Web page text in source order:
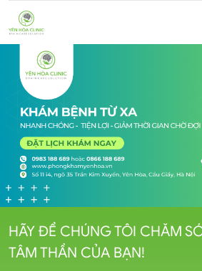
HÃY ĐỂ CHÚNG TÔI CHĂM
TÂM THẦN CỦA BẠN!